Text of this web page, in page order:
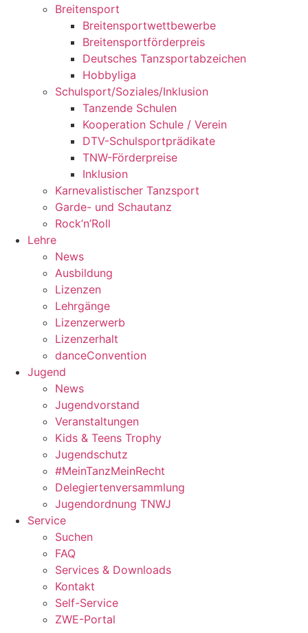
Breitensport
Breitensportwettbewerbe
Breitensportförderpreis
Deutsches Tanzsportabzeichen
Hobbyliga
Schulsport/Soziales/Inklusion
Tanzende Schulen
Kooperation Schule / Verein
DTV-Schulsportprädikate
TNW-Förderpreise
Inklusion
Karnevalistischer Tanzsport
Garde- und Schautanz
Rock’n’Roll
Lehre
News
Ausbildung
Lizenzen
Lehrgänge
Lizenzerwerb
Lizenzerhalt
danceConvention
Jugend
News
Jugendvorstand
Veranstaltungen
Kids & Teens Trophy
Jugendschutz
#MeinTanzMeinRecht
Delegiertenversammlung
Jugendordnung TNWJ
Service
Suchen
FAQ
Services & Downloads
Kontakt
Self-Service
ZWE-Portal